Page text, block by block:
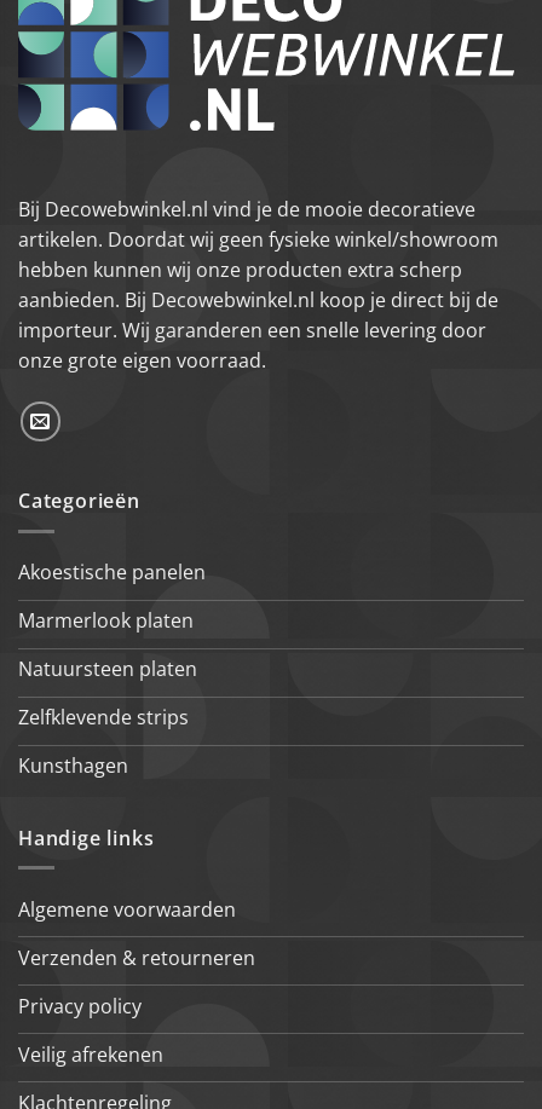
Bij Decowebwinkel.nl vind je de mooie decoratieve
artikelen. Doordat wij geen fysieke winkel/showroom
hebben kunnen wij onze producten extra scherp
aanbieden. Bij Decowebwinkel.nl koop je direct bij de
importeur. Wij garanderen een snelle levering door
onze grote eigen voorraad.
Categorieën
Akoestische panelen
Marmerlook platen
Natuursteen platen
Zelfklevende strips
Kunsthagen
Handige links
Algemene voorwaarden
Verzenden & retourneren
Privacy policy
Veilig afrekenen
Klachtenregeling